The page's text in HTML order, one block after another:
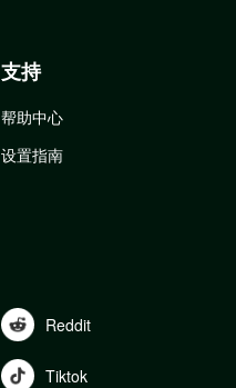
支持
帮助中心
设置指南
Reddit
Tiktok